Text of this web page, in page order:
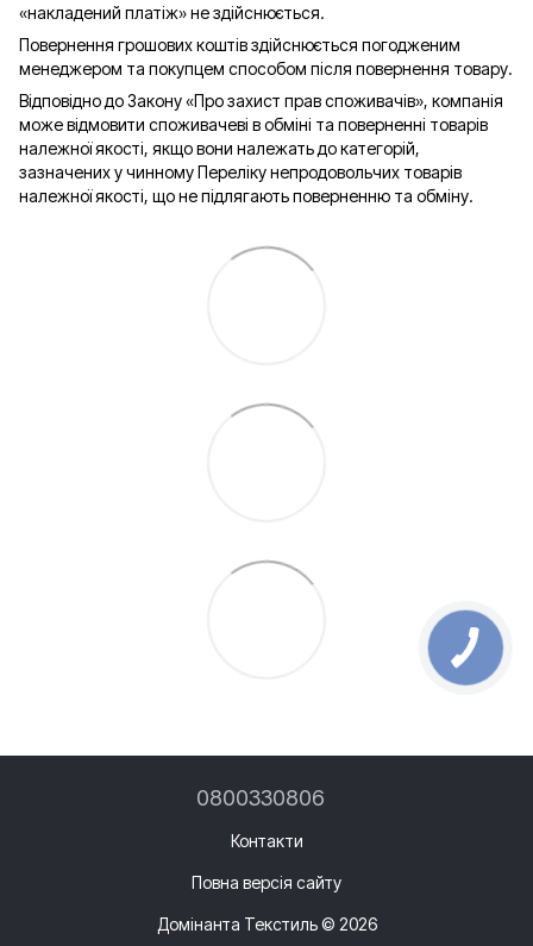
«накладений платіж» не здійснюється.
Повернення грошових коштів здійснюється погодженим
менеджером та покупцем способом після повернення товару.
Відповідно до Закону «Про захист прав споживачів», компанія
може відмовити споживачеві в обміні та поверненні товарів
належної якості, якщо вони належать до категорій,
зазначених у чинному Переліку непродовольчих товарів
належної якості, що не підлягають поверненню та обміну.
0800330806
Контакти
Повна версія сайту
Домінанта Текстиль © 2026